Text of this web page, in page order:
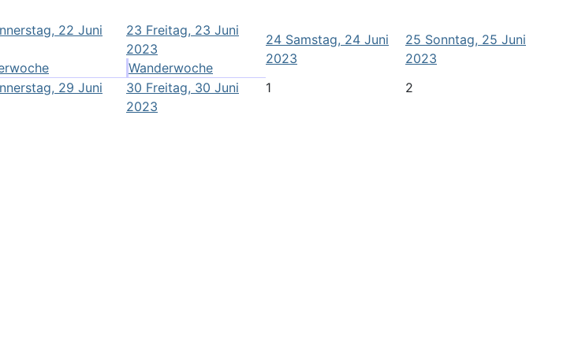
22 Juni
23 Freitag, 23 Juni
2023
Wanderwoche
24 Samstag, 24 Juni
2023
25 Sonntag, 25 Juni
2023
29 Juni
30 Freitag, 30 Juni
2023
1 2